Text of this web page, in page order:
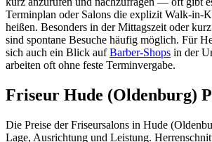
Terminplan oder Salons die explizit Walk-in-
heißen. Besonders in der Mittagszeit oder
sind spontane Besuche häufig möglich. Für
sich auch ein Blick aufBarber-Shops in der
arbeiten oft ohne feste Terminvergabe.
Friseur Hude (Oldenburg)
Die Preise der Friseursalons in Hude
Lage, Ausrichtung und Leistung.